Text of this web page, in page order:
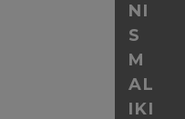
NI
S
M
AL
IKI